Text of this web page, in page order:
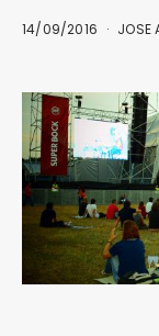
14/09/2016 JOSE